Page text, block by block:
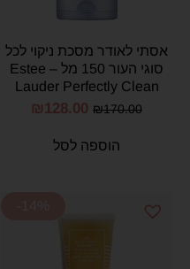
אסתי לאודר מסכת ניקוי לכל
סוגי העור 150 מל – Estee
Lauder Perfectly Clean
Multi-Action Foam
₪170.00
₪ 128.00
הוספה לסל